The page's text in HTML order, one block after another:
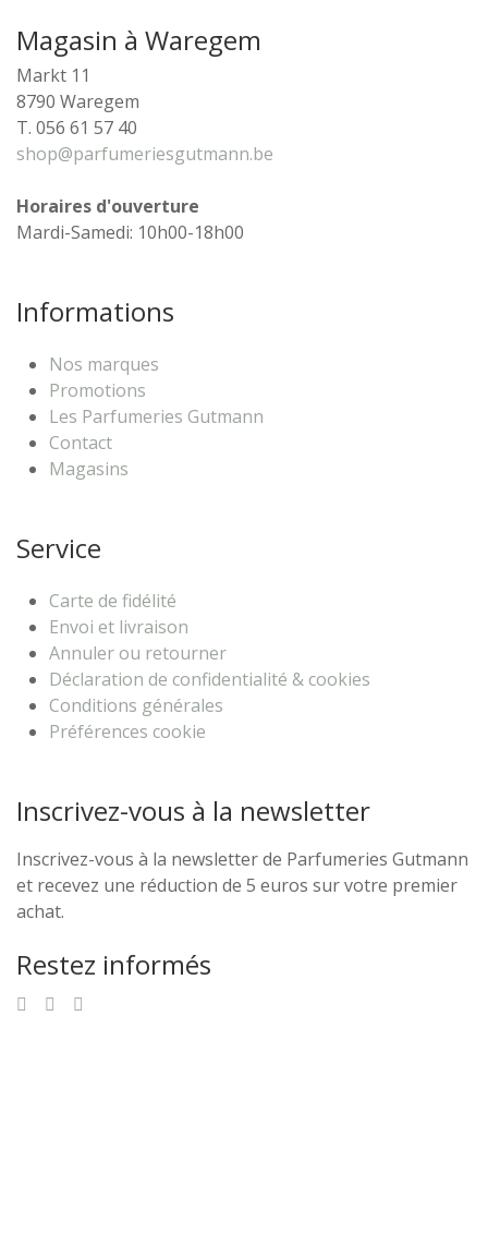
Magasin à Waregem
Markt 11
8790 Waregem
T. 056 61 57 40
shop@parfumeriesgutmann.be
Horaires d'ouverture
Mardi-Samedi: 10h00-18h00
Informations
Nos marques
Promotions
Les Parfumeries Gutmann
Contact
Magasins
Service
Carte de fidélité
Envoi et livraison
Annuler ou retourner
Déclaration de confidentialité & cookies
Conditions générales
Préférences cookie
Inscrivez-vous à la newsletter
Inscrivez-vous à la newsletter de Parfumeries Gutmann
et recevez une réduction de 5 euros sur votre premier
achat.
Restez informés